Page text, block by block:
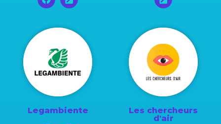
Legambiente
Les chercheurs
d'air